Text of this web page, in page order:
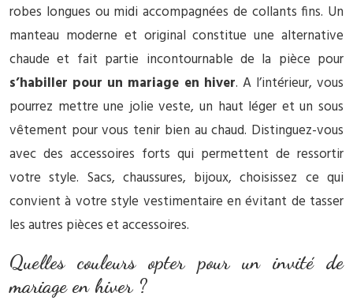
robes longues ou midi accompagnées de collants fins. Un
manteau moderne et original constitue une alternative
chaude et fait partie incontournable de la pièce pour
s’habiller pour un mariage en hiver. A l’intérieur, vous
pourrez mettre une jolie veste, un haut léger et un sous
vêtement pour vous tenir bien au chaud. Distinguez-vous
avec des accessoires forts qui permettent de ressortir
votre style. Sacs, chaussures, bijoux, choisissez ce qui
convient à votre style vestimentaire en évitant de tasser
les autres pièces et accessoires.
Quelles couleurs opter pour un invité de
mariage en hiver ?